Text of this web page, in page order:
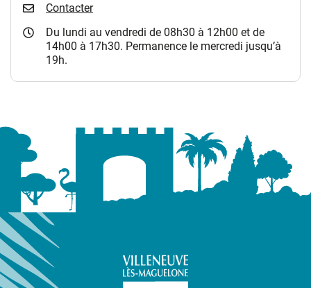
Contacter
Du lundi au vendredi de 08h30 à 12h00 et de
14h00 à 17h30. Permanence le mercredi jusqu’à
19h.